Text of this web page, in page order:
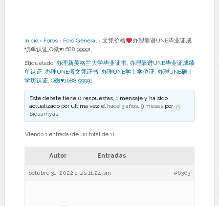
Inicio › Foros › Foro General › 文凭价格
办理靠谱UNE毕业证成
绩单认证,Q微♥1688 99991,
Etiquetado: 办理新英格兰大学毕业证书, 办理靠谱UNE毕业证成绩
单认证, 办理UNE假文凭证书, 办理UNE学士学位证, 办理UNE硕士
学历认证, Q微♥1688 99991
Este debate tiene 0 respuestas, 1 mensaje y ha sido
actualizado por última vez el hace 3 años, 9 meses por
Sidaamyas.
Viendo 1 entrada (de un total de 1)
Autor Entradas
octubre 31, 2022 a las 11:24 pm #6363